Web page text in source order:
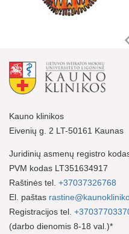
Kauno klinikos
Eivenių g. 2 LT-50161 Kaunas
Juridinių asmenų registro
PVM kodas LT351634917
Raštinės tel. +37037326768
El. paštas
Registracijos tel.
(darbo dienomis 8-18 val.)*